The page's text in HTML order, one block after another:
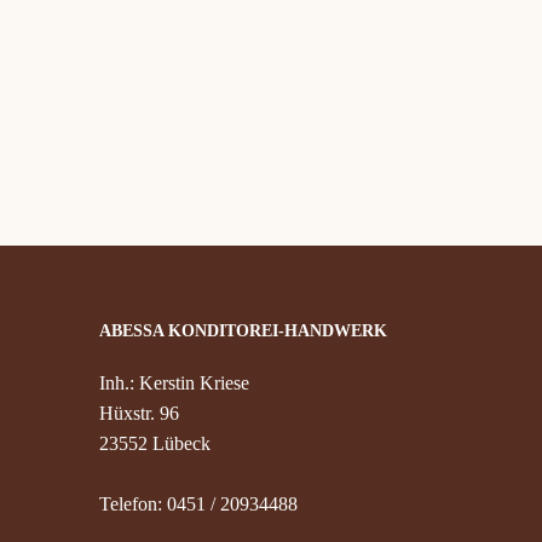
ABESSA KONDITOREI-HANDWERK
Inh.: Kerstin Kriese
Hüxstr. 96
23552 Lübeck
Telefon: 0451 / 20934488